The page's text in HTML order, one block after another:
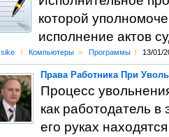
которой
исполнение актов
sike l Компьютеры > Программы l 13/01/
Права Работника При
Процесс
как работодатель
его руках